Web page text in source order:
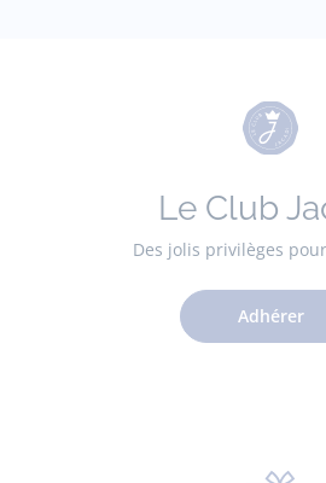
Le Club
Des jolis privilèges
Adhérer